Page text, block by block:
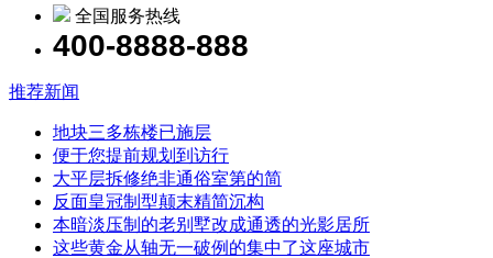
全国服务热线
400-8888-888
推荐新闻
地块三多栋楼已施层
便于您提前规划到访行
大平层拆修绝非通俗室第的简
反面皇冠制型颠末精简沉构
本暗淡压制的老别墅改成通透的光影居所
这些黄金从轴无一破例的集中了这座城市